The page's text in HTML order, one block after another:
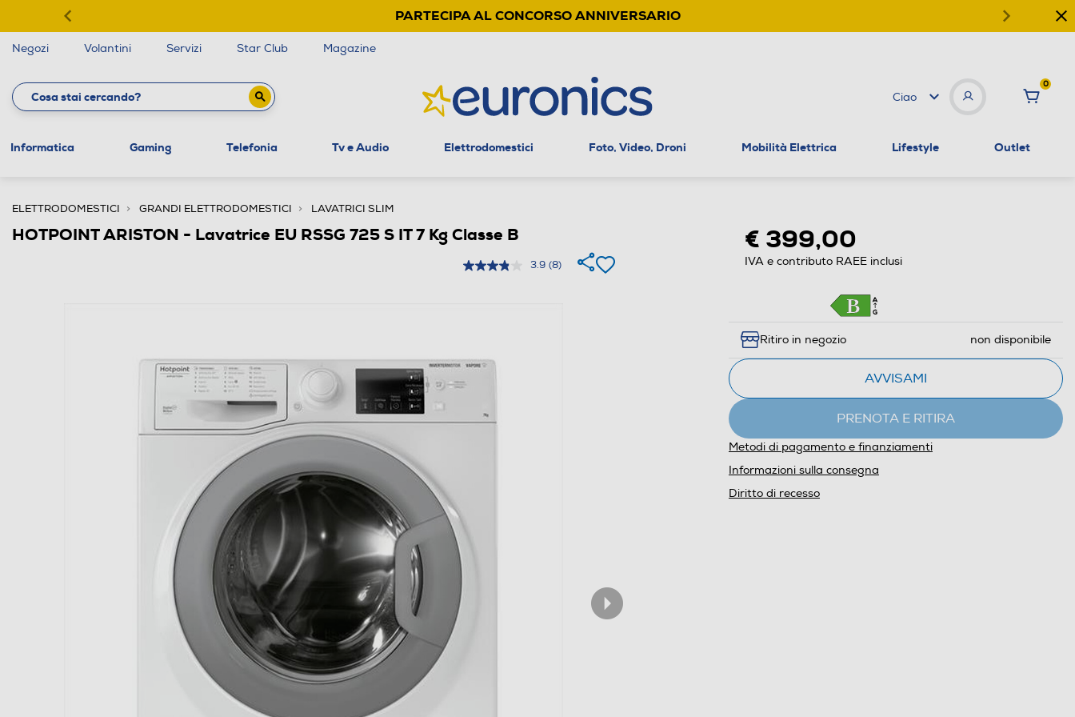
PARTECIPA AL CONCORSO ANNIVERSARIO
Negozi Volantini Servizi Star Club Magazine
Ciao
0
Informatica Gaming Telefonia Tv e Audio Elettrodomestici Foto, Video, Droni Mobilità Elettrica Lifestyle Outlet
ELETTRODOMESTICI GRANDI ELETTRODOMESTICI LAVATRICI SLIM
HOTPOINT ARISTON - Lavatrice EU RSSG 725 S IT 7 Kg Classe B
3.9 (8)
€ 399,00
IVA e contributo RAEE inclusi
Ritiro in negozio non disponibile
AVVISAMI
PRENOTA E RITIRA
Metodi di pagamento e finanziamenti
Informazioni sulla consegna
Diritto di recesso